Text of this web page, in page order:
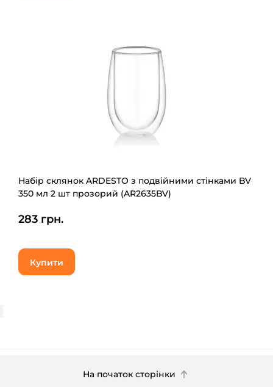
Набір склянок ARDESTO з подвійними стінками BV
350 мл 2 шт прозорий (AR2635BV)
283 грн.
Купити
На початок сторінки